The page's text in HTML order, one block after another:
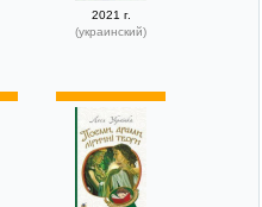
2021 г.
(украинский)